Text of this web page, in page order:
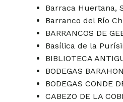
Barraca Huertana,
Barranco del Río
BARRANCOS DE
Basílica de la
BIBLIOTECA
BODEGAS
BODEGAS CONDE
CABEZO DE LA